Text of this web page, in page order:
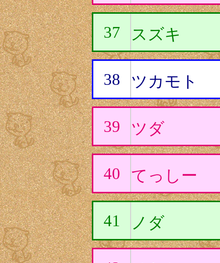
37 スズキ
38 ツカモト
39 ツダ
40 てっしー
41 ノダ